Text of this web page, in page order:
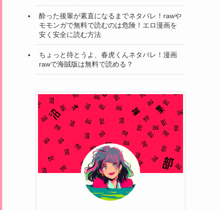
酔った後輩が素直になるまでネタバレ！rawや
モモンガで無料で読むのは危険！エロ漫画を
安く安全に読む方法
ちょっと待とうよ、春虎くんネタバレ！漫画
rawで海賊版は無料で読める？